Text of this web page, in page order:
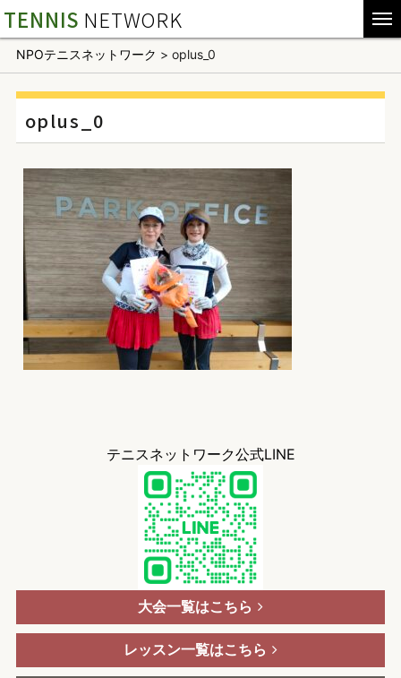
TENNIS NETWORK
NPOテニスネットワーク > oplus_0
oplus_0
テニスネットワーク公式LINE
大会一覧はこちら
レッスン一覧はこちら